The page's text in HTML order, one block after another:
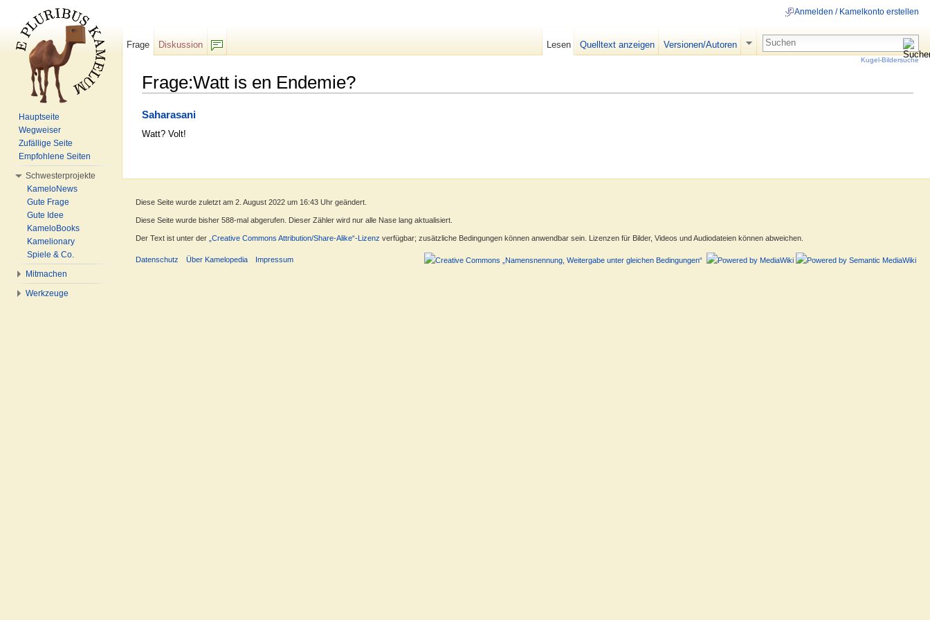
Frage:Watt is en Endemie?
Saharasani
Watt? Volt!
Anmelden / Kamelkonto erstellen
Frage
Diskussion
Lesen Quelltext anzeigen Versionen/Autoren
Kugel-Bildersuche
Hauptseite
Wegweiser
Zufällige Seite
Empfohlene Seiten
Schwesterprojekte
KameloNews
Gute Frage
Gute Idee
KameloBooks
Kamelionary
Spiele & Co.
Mitmachen
Werkzeuge
Diese Seite wurde zuletzt am 2. August 2022 um 16:43 Uhr geändert.
Diese Seite wurde bisher 588-mal abgerufen. Dieser Zähler wird nur alle Nase lang aktualisiert.
Der Text ist unter der „Creative Commons Attribution/Share-Alike“-Lizenz verfügbar; zusätzliche Bedingungen können anwendbar sein. Lizenzen für Bilder, Videos und Audiodateien können abweichen.
Datenschutz Über Kamelopedia Impressum